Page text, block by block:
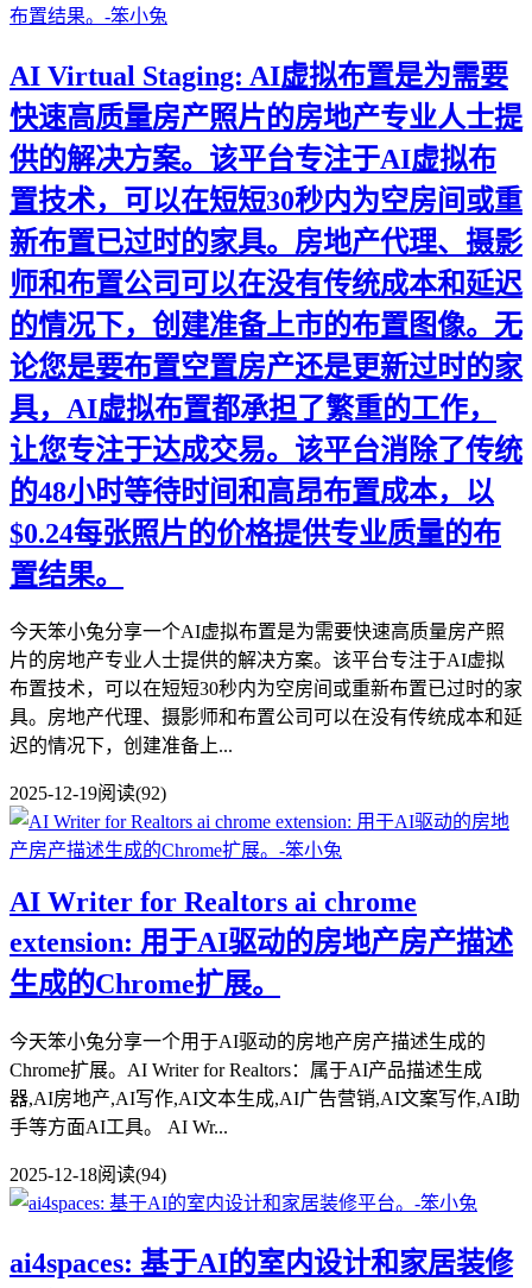
AI Virtual Staging: AI虚拟布置是为需要
快速高质量房产照片的房地产专业人士提
供的解决方案。该平台专注于AI虚拟布
置技术，可以在短短30秒内为空房间或重
新布置已过时的家具。房地产代理、摄影
师和布置公司可以在没有传统成本和延迟
的情况下，创建准备上市的布置图像。无
论您是要布置空置房产还是更新过时的家
具，AI虚拟布置都承担了繁重的工作，
让您专注于达成交易。该平台消除了传统
的48小时等待时间和高昂布置成本，以
$0.24每张照片的价格提供专业质量的布
置结果。
今天笨小兔分享一个AI虚拟布置是为需要快速高质量房产照
片的房地产专业人士提供的解决方案。该平台专注于AI虚拟
布置技术，可以在短短30秒内为空房间或重新布置已过时的家
具。房地产代理、摄影师和布置公司可以在没有传统成本和延
迟的情况下，创建准备上...
2025-12-19阅读(92)
AI Writer for Realtors ai chrome
extension: 用于AI驱动的房地产房产描述
生成的Chrome扩展。
今天笨小兔分享一个用于AI驱动的房地产房产描述生成的
Chrome扩展。AI Writer for Realtors：属于AI产品描述生成
器,AI房地产,AI写作,AI文本生成,AI广告营销,AI文案写作,AI助
手等方面AI工具。 AI Wr...
2025-12-18阅读(94)
ai4spaces: 基于AI的室内设计和家居装修